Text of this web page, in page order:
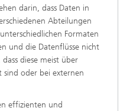
darin, dass Daten in
Abteilungen
Formaten
und die Datenflüsse nicht
diese meist über
sind oder bei externen
effizienten und